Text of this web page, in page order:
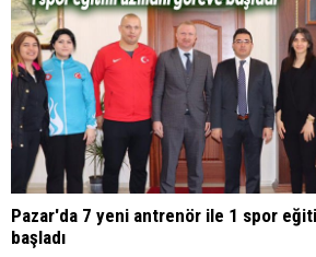
Pazar'da 7 yeni antrenör ile 1 spor
başladı